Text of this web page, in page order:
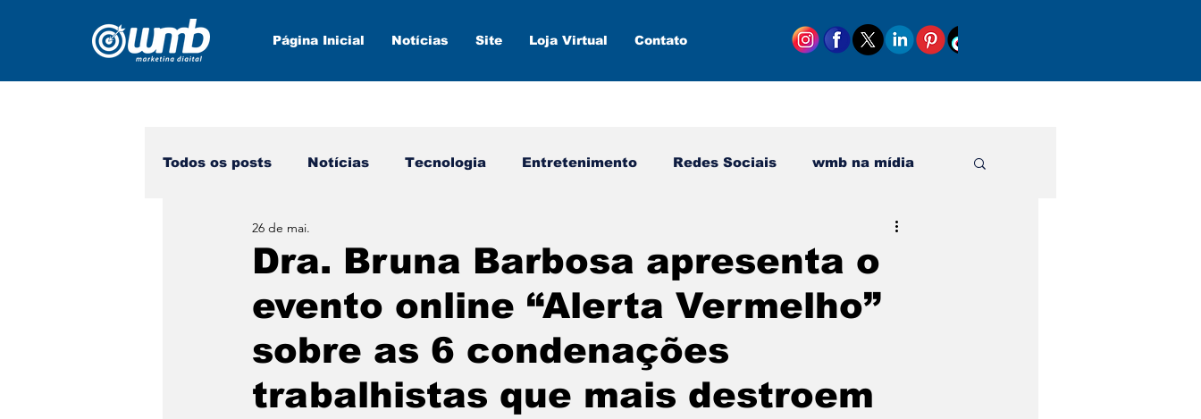
Página Inicial Notícias Site Loja Virtual Contato
Todos os posts Notícias Tecnologia Entretenimento Redes Sociais wmb na mídia
Marketing Digital
Dra. Bruna Barbosa apresenta o
evento online “Alerta Vermelho”
sobre as 6 condenações
trabalhistas que mais destroem
26 de mai.